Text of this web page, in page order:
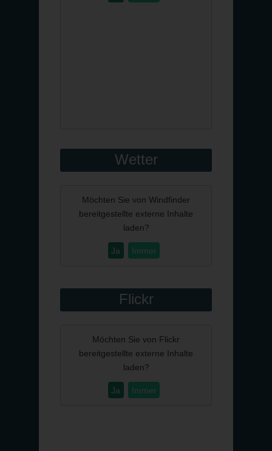
Wetter
Möchten Sie von Windfinder
bereitgestellte externe Inhalte
laden?
Ja Immer
Flickr
Möchten Sie von Flickr
bereitgestellte externe Inhalte
laden?
Ja Immer